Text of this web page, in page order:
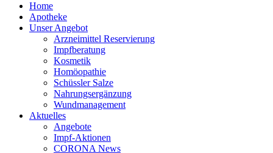
Home
Apotheke
Unser Angebot
Arzneimittel Reservierung
Impfberatung
Kosmetik
Homöopathie
Schüssler Salze
Nahrungsergänzung
Wundmanagement
Aktuelles
Angebote
Impf-Aktionen
CORONA News